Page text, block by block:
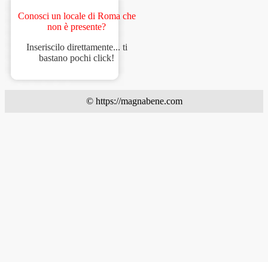
Conosci un locale di Roma che
non è presente?
Inseriscilo direttamente... ti
bastano pochi click!
© https://magnabene.com